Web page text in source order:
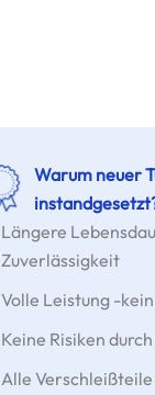
Warum neuer
Längere
Zuverlässigkeit
Volle Leistung -
Keine Risiken
Alle Verschleißteile